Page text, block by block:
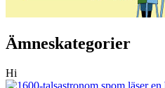
Ämneskategorier
Hi